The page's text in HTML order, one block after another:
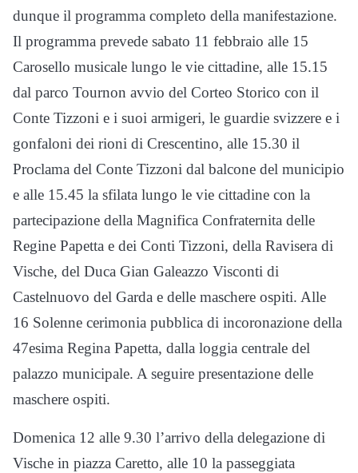
dunque il programma completo della manifestazione.
Il programma prevede sabato 11 febbraio alle 15
Carosello musicale lungo le vie cittadine, alle 15.15
dal parco Tournon avvio del Corteo Storico con il
Conte Tizzoni e i suoi armigeri, le guardie svizzere e i
gonfaloni dei rioni di Crescentino, alle 15.30 il
Proclama del Conte Tizzoni dal balcone del municipio
e alle 15.45 la sfilata lungo le vie cittadine con la
partecipazione della Magnifica Confraternita delle
Regine Papetta e dei Conti Tizzoni, della Ravisera di
Vische, del Duca Gian Galeazzo Visconti di
Castelnuovo del Garda e delle maschere ospiti. Alle
16 Solenne cerimonia pubblica di incoronazione della
47esima Regina Papetta, dalla loggia centrale del
palazzo municipale. A seguire presentazione delle
maschere ospiti.
Domenica 12 alle 9.30 l’arrivo della delegazione di
Vische in piazza Caretto, alle 10 la passeggiata